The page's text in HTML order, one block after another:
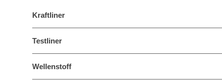
Kraftliner
Testliner
Wellenstoff